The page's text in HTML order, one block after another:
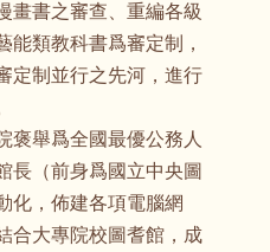
畫書之審查、重編各級
能類教科書爲審定制，
定制並行之先河，進行
褒舉爲全國最優公務人
長（前身爲國立中央圖
化，佈建各項電腦網
合大專院校圖耆館，成